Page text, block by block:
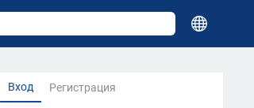
Вход Регистрация